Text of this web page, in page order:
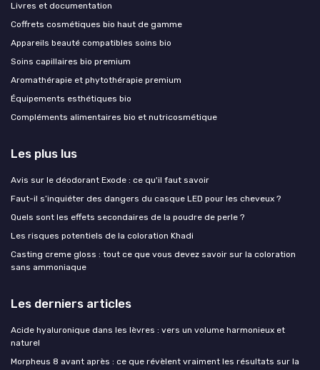
Livres et documentation
Coffrets cosmétiques bio haut de gamme
Appareils beauté compatibles soins bio
Soins capillaires bio premium
Aromathérapie et phytothérapie premium
Équipements esthétiques bio
Compléments alimentaires bio et nutricosmétique
Les plus lus
Avis sur le déodorant Exode : ce qu'il faut savoir
Faut-il s’inquiéter des dangers du casque LED pour les cheveux ?
Quels sont les effets secondaires de la poudre de perle ?
Les risques potentiels de la coloration Khadi
Casting creme gloss : tout ce que vous devez savoir sur la coloration
sans ammoniaque
Les derniers articles
Acide hyaluronique dans les lèvres : vers un volume harmonieux et
naturel
Morpheus 8 avant après : ce que révèlent vraiment les résultats sur la